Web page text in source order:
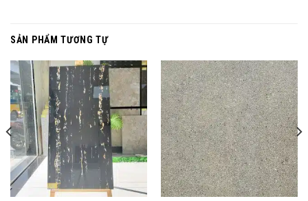
SẢN PHẨM TƯƠNG TỰ